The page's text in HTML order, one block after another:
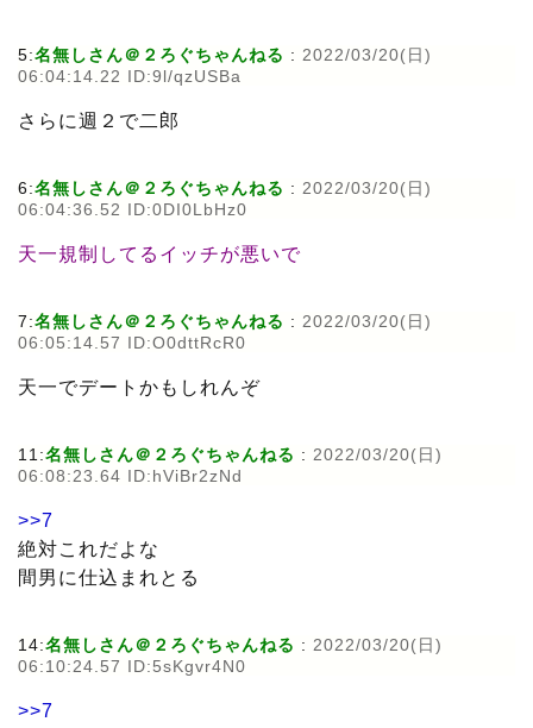
5:名無しさん＠２ろぐちゃんねる : 2022/03/20(日)
06:04:14.22 ID:9l/qzUSBa
さらに週２で二郎
6:名無しさん＠２ろぐちゃんねる : 2022/03/20(日)
06:04:36.52 ID:0DI0LbHz0
天一規制してるイッチが悪いで
7:名無しさん＠２ろぐちゃんねる : 2022/03/20(日)
06:05:14.57 ID:O0dttRcR0
天一でデートかもしれんぞ
11:名無しさん＠２ろぐちゃんねる : 2022/03/20(日)
06:08:23.64 ID:hViBr2zNd
>>7
絶対これだよな
間男に仕込まれとる
14:名無しさん＠２ろぐちゃんねる : 2022/03/20(日)
06:10:24.57 ID:5sKgvr4N0
>>7